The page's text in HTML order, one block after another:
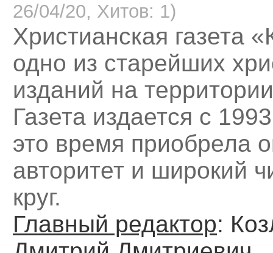
26/04/20, Хитов: 1)
Христианская газета
одно из старейших
изданий на
Газета издается с
это время приобрела
авторитет и широкий
круг.
Главный редактор: